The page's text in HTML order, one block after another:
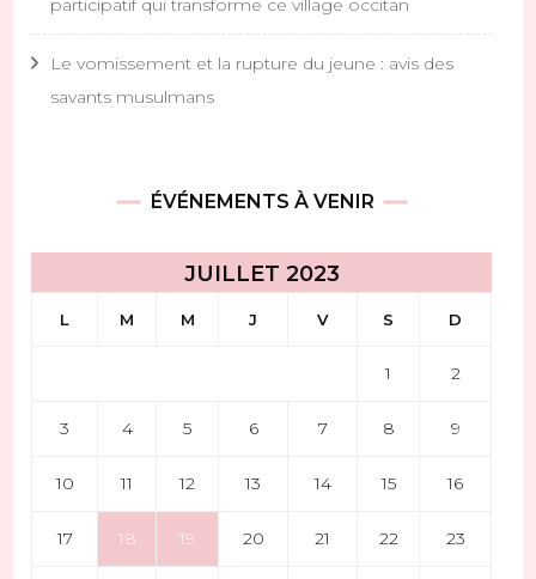
participatif qui transforme ce village occitan
Le vomissement et la rupture du jeune : avis des
savants musulmans
ÉVÉNEMENTS À VENIR
JUILLET 2023
L M M J V S D
1 2
3 4 5 6 7 8 9
10 11 12 13 14 15 16
17 18 19 20 21 22 23